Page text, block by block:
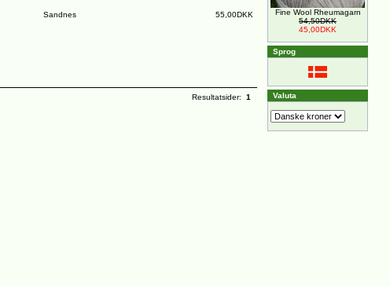
Sandnes 55,00DKK
Resultatsider: 1
Fine Wool Rheumagarn
54,50DKK
45,00DKK
Sprog
Valuta